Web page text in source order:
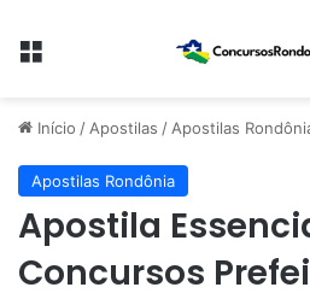
Menu
Início /Apostilas /Apostilas
Apostilas Rondônia
Apostila
Concursos